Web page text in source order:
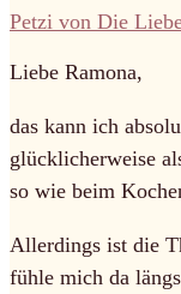
Petzi von Die
Liebe Ramona,
das kann ich
glücklicherweise
so wie beim
Allerdings ist die
fühle mich da